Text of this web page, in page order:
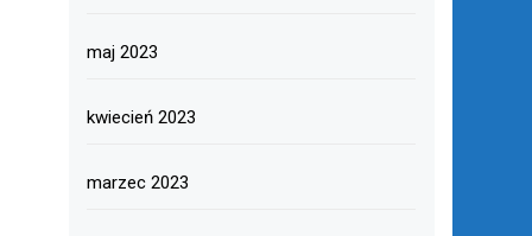
maj 2023
kwiecień 2023
marzec 2023